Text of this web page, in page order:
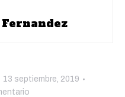
13 septiembre, 2019